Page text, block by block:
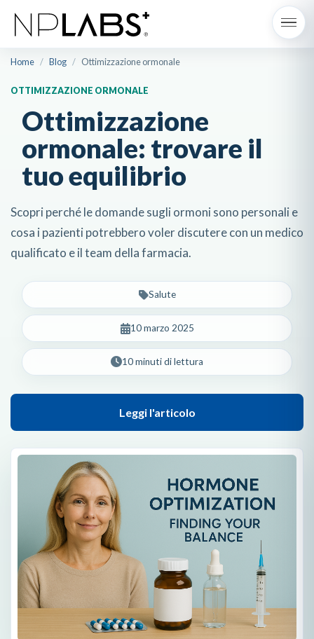
Home / Blog / Ottimizzazione ormonale
OTTIMIZZAZIONE ORMONALE
Ottimizzazione
ormonale: trovare il
tuo equilibrio
Scopri perché le domande sugli ormoni sono personali e
cosa i pazienti potrebbero voler discutere con un medico
qualificato e il team della farmacia.
Salute
10 marzo 2025
10 minuti di lettura
Leggi l'articolo